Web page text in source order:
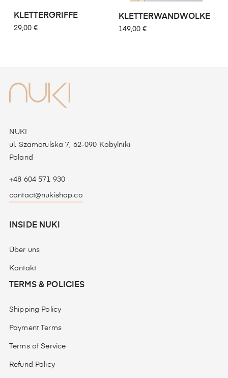
KLETTERGRIFFE
29,00 €
KLETTERWANDWOLKE
149,00 €
NUKI
ul. Szamotulska 7, 62-090 Kobylniki
Poland
+48 604 571 930
contact@nukishop.co
INSIDE NUKI
Über uns
Kontakt
TERMS & POLICIES
Shipping Policy
Payment Terms
Terms of Service
Refund Policy